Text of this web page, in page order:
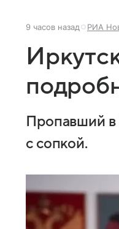
9 часов назад РИА
Пропавший в
с сопкой.